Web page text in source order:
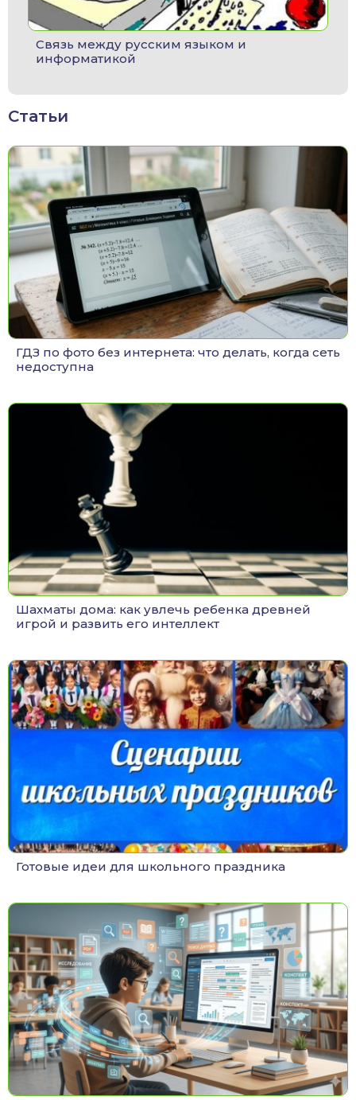
Связь между русским языком и
информатикой
Статьи
ГДЗ по фото без интернета: что делать, когда сеть
недоступна
Шахматы дома: как увлечь ребенка древней
игрой и развить его интеллект
Готовые идеи для школьного праздника